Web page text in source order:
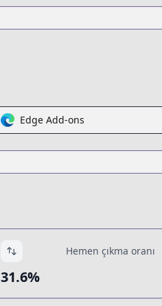
Edge Add-ons
Hemen çıkma oranı
31.6%